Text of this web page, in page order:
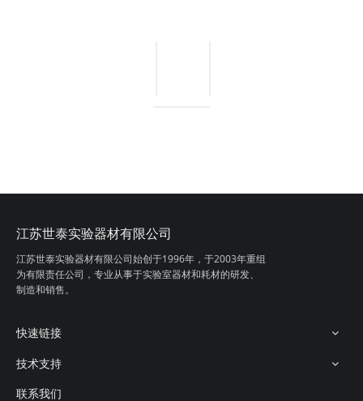
江苏世泰实验器材有限公司
江苏世泰实验器材有限公司始创于1996年， 于2003年重组
为有限责任公司，专业从事于实验室器材和耗材的研发、
制造和销售。
快速链接
技术支持
联系我们